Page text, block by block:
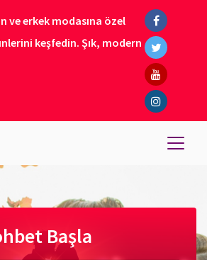
ve erkek modasına özel
keşfedin. Şık, modern
Başla